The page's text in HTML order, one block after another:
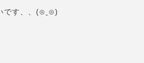
です、、(⊙ˍ⊙)